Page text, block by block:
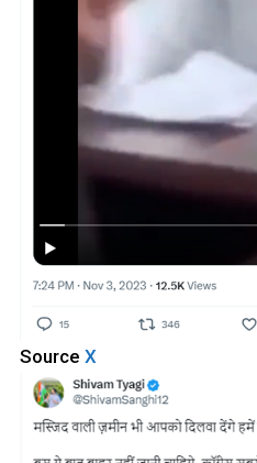
Source X